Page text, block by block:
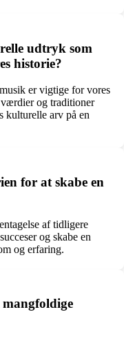
udtryk som
historie?
er vigtige for vores
og traditioner
kulturelle arv på en
for at skabe en
af tidligere
og skabe en
og erfaring.